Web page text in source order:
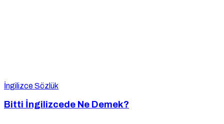
İngilizce Sözlük
Bitti İngilizcede Ne Demek?